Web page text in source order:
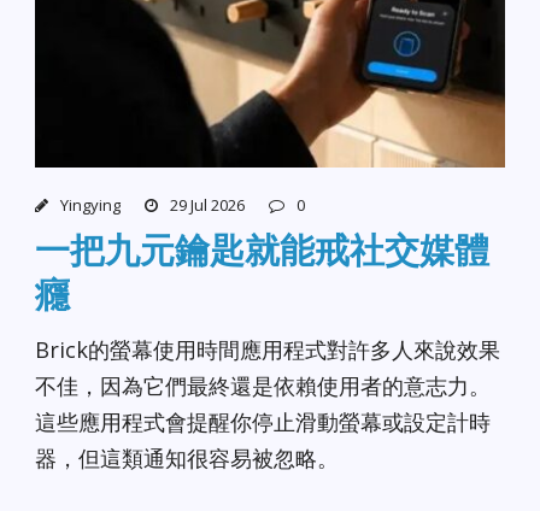
Yingying 29 Jul 2026 0
一把九元鑰匙就能戒社交媒體
癮
Brick的螢幕使用時間應用程式對許多人來說效果
不佳，因為它們最終還是依賴使用者的意志力。
這些應用程式會提醒你停止滑動螢幕或設定計時
器，但這類通知很容易被忽略。